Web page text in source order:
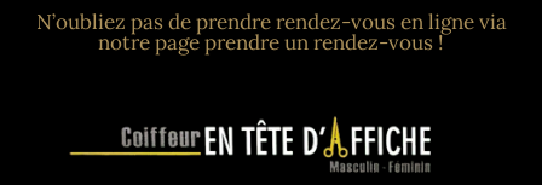
N’oubliez pas de prendre rendez-vous en ligne via
notre page prendre un rendez-vous !